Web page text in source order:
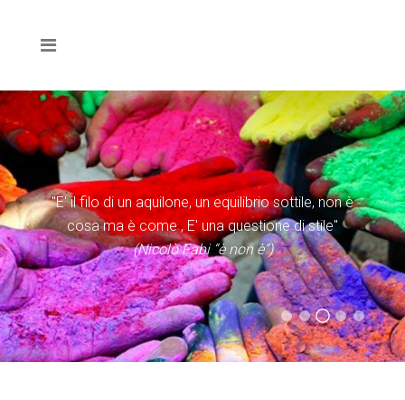
(Don Tonino Bello)
(Evangelii Gaudium)
"E' il filo di un aquilone, un equilibrio sottile, non è
cosa ma è come , E' una questione di stile"
(Nicolò Fabi “è non è”)
(Statuto Caritas Italiana)